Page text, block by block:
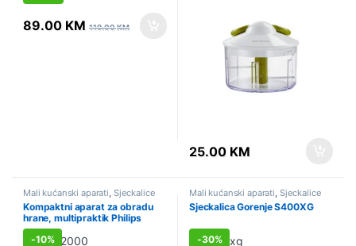
89.00 KM 119.00KM
25.00 KM
Mali kućanski aparati Sjeckalice
Kompaktni aparat za obradu
hrane, multipraktik Philips
HR7320/00
-10%
Mali kućanski aparati Sjeckalice
Sjeckalica Gorenje S400XG
-30%